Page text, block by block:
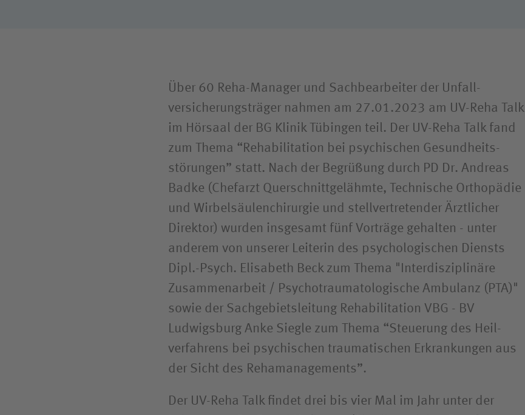
Über 60 Reha-Manager und Sachbearbeiter der Unfall­
versicherungs­träger nahmen am 27.01.2023 am UV-Reha Talk
im Hörsaal der BG Klinik Tübingen teil. Der UV-Reha Talk fand
zum Thema “Rehabilitation bei psychischen Gesundheits­
störungen” statt. Nach der Begrüßung durch PD Dr. Andreas
Badke (Chefarzt Querschnitt­gelähmte, Technische Orthopädie
und Wirbelsäulen­chirurgie und stellvertretender Ärztlicher
Direktor) wurden insgesamt fünf Vorträge gehalten - unter
anderem von unserer Leiterin des psychologischen Diensts
Dipl.-Psych. Elisabeth Beck zum Thema "Inter­disziplinäre
Zusammen­arbeit / Psycho­traumatologische Ambulanz (PTA)"
sowie der Sachgebiets­leitung Rehabilitation VBG - BV
Ludwigsburg Anke Siegle zum Thema “Steuerung des Heil­
verfahrens bei psychischen traumatischen Erkrankungen aus
der Sicht des Reha­managements”.
Der UV-Reha Talk findet drei bis vier Mal im Jahr unter der